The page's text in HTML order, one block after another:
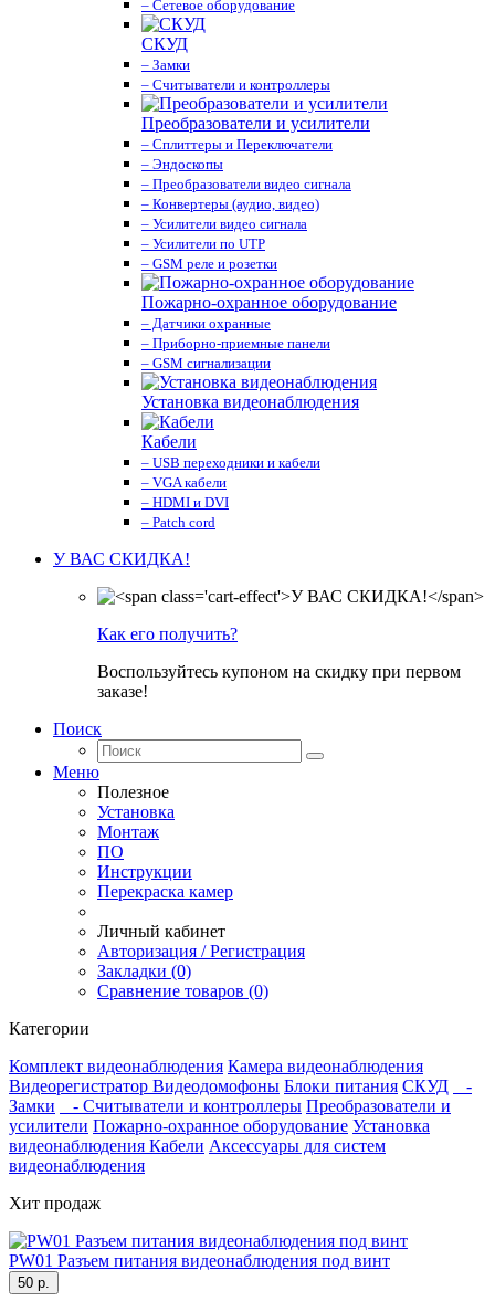
– Сетевое оборудование
СКУД
– Замки
– Считыватели и контроллеры
Преобразователи и усилители
– Сплиттеры и Переключатели
– Эндоскопы
– Преобразователи видео сигнала
– Конвертеры (аудио, видео)
– Усилители видео сигнала
– Усилители по UTP
– GSM реле и розетки
Пожарно-охранное оборудование
– Датчики охранные
– Приборно-приемные панели
– GSM сигнализации
Установка видеонаблюдения
Кабели
– USB переходники и кабели
– VGA кабели
– HDMI и DVI
– Patch cord
У ВАС СКИДКА!
Как его получить?
Воспользуйтесь купоном на скидку при первом
заказе!
Поиск
Меню
Полезное
Установка
Монтаж
ПО
Инструкции
Перекраска камер
Личный кабинет
Авторизация / Регистрация
Закладки (0)
Сравнение товаров (0)
Категории
Комплект видеонаблюдения Камера видеонаблюдения
Видеорегистратор Видеодомофоны Блоки питания СКУД
-
Замки
- Считыватели и контроллеры Преобразователи и
усилители Пожарно-охранное оборудование Установка
видеонаблюдения Кабели Аксессуары для систем
видеонаблюдения
Хит продаж
PW01 Разъем питания видеонаблюдения под винт
50 р.